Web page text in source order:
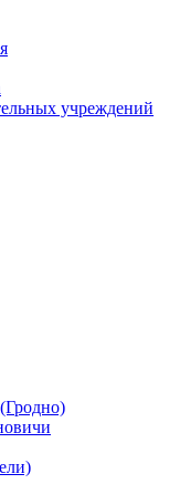
учреждений